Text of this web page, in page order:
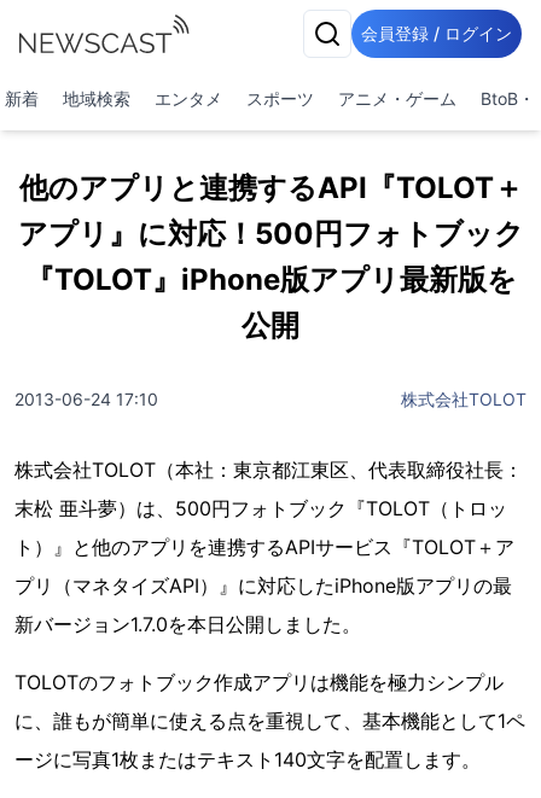
会員登録 / ログイン
新着 地域検索 エンタメ スポーツ アニメ・ゲーム BtoB・
他のアプリと連携するAPI『TOLOT＋
アプリ』に対応！500円フォトブック
『TOLOT』iPhone版アプリ最新版を
公開
2013-06-24 17:10 株式会社TOLOT
株式会社TOLOT（本社：東京都江東区、代表取締役社長：
末松 亜斗夢）は、500円フォトブック『TOLOT（トロッ
ト）』と他のアプリを連携するAPIサービス『TOLOT＋ア
プリ（マネタイズAPI）』に対応したiPhone版アプリの最
新バージョン1.7.0を本日公開しました。
TOLOTのフォトブック作成アプリは機能を極力シンプル
に、誰もが簡単に使える点を重視して、基本機能として1ペ
ージに写真1枚またはテキスト140文字を配置します。